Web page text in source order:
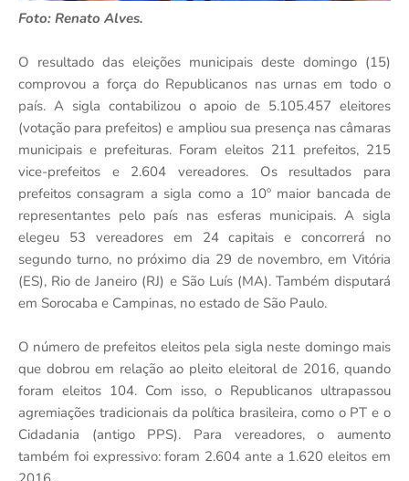
Foto: Renato Alves.
O resultado das eleições municipais deste domingo (15)
comprovou a força do Republicanos nas urnas em todo o
país. A sigla contabilizou o apoio de 5.105.457 eleitores
(votação para prefeitos) e ampliou sua presença nas câmaras
municipais e prefeituras. Foram eleitos 211 prefeitos, 215
vice-prefeitos e 2.604 vereadores. Os resultados para
prefeitos consagram a sigla como a 10º maior bancada de
representantes pelo país nas esferas municipais. A sigla
elegeu 53 vereadores em 24 capitais e concorrerá no
segundo turno, no próximo dia 29 de novembro, em Vitória
(ES), Rio de Janeiro (RJ) e São Luís (MA). Também disputará
em Sorocaba e Campinas, no estado de São Paulo.
O número de prefeitos eleitos pela sigla neste domingo mais
que dobrou em relação ao pleito eleitoral de 2016, quando
foram eleitos 104. Com isso, o Republicanos ultrapassou
agremiações tradicionais da política brasileira, como o PT e o
Cidadania (antigo PPS). Para vereadores, o aumento
também foi expressivo: foram 2.604 ante a 1.620 eleitos em